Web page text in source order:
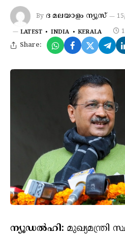
By ദ മലയാളം ന്യൂസ്‌
LATEST INDIA KERALA
Share:
ന്യൂഡൽഹി: മുഖ്യമന്ത്രി